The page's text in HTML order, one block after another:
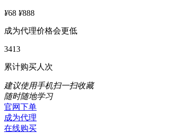
¥68 ¥888
成为代理价格会更低
3413
累计购买人次
建议使用手机扫一扫收藏
随时随地学习
官网下单
成为代理
在线购买